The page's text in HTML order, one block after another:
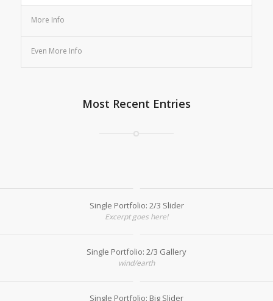
More Info
Even More Info
Most Recent Entries
Single Portfolio: 2/3 Slider
Excerpt goes here!
Single Portfolio: 2/3 Gallery
wind/earth
Single Portfolio: Big Slider